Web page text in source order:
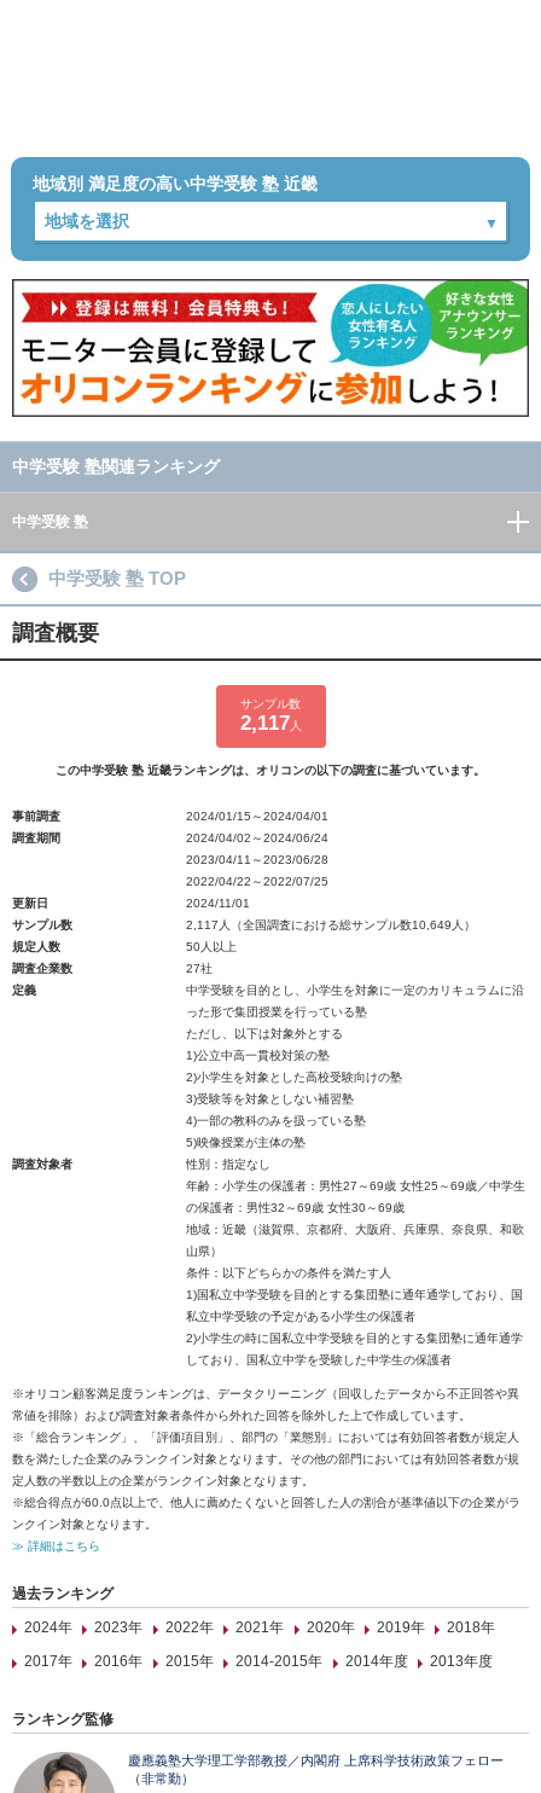
地域別 満足度の高い中学受験 塾 近畿
中学受験 塾関連ランキング
中学受験 塾
中学受験 塾 TOP
調査概要
サンプル数
2,117 人
この中学受験 塾 近畿ランキングは、オリコンの以下の調査に基づいています。
事前調査
2024/01/15～2024/04/01
調査期間
2024/04/02～2024/06/24
2023/04/11～2023/06/28
2022/04/22～2022/07/25
更新日
2024/11/01
サンプル数
2,117人（全国調査における総サンプル数10,649人）
規定人数
50人以上
調査企業数
27社
定義
中学受験を目的とし、小学生を対象に一定のカリキュラムに沿
った形で集団授業を行っている塾
ただし、以下は対象外とする
1)公立中高一貫校対策の塾
2)小学生を対象とした高校受験向けの塾
3)受験等を対象としない補習塾
4)一部の教科のみを扱っている塾
5)映像授業が主体の塾
調査対象者
性別：指定なし
年齢：小学生の保護者：男性27～69歳 女性25～69歳／中学生
の保護者：男性32～69歳 女性30～69歳
地域：近畿（滋賀県、京都府、大阪府、兵庫県、奈良県、和歌
山県）
条件：以下どちらかの条件を満たす人
1)国私立中学受験を目的とする集団塾に通年通学しており、国
私立中学受験の予定がある小学生の保護者
2)小学生の時に国私立中学受験を目的とする集団塾に通年通学
しており、国私立中学を受験した中学生の保護者
※オリコン顧客満足度ランキングは、データクリーニング（回収したデータから不正回答や異
常値を排除）および調査対象者条件から外れた回答を除外した上で作成しています。
※「総合ランキング」、「評価項目別」、部門の「業態別」においては有効回答者数が規定人
数を満たした企業のみランクイン対象となります。その他の部門においては有効回答者数が規
定人数の半数以上の企業がランクイン対象となります。
※総合得点が60.0点以上で、他人に薦めたくないと回答した人の割合が基準値以下の企業がラ
ンクイン対象となります。
≫ 詳細はこちら
過去ランキング
2024年
2023年 2022年 2021年 2020年 2019年
2018年
2017年
2016年 2015年 2014-2015年 2014年度 2013年度
ランキング監修
慶應義塾大学理工学部教授／内閣府 上席科学技術政策フェロー
（非常勤）